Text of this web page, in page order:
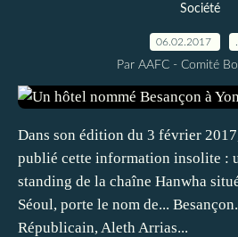
Société
06.02.2017
Par AAFC - Comité
Dans son édition du 3 février
publié cette information insolite :
standing de la chaîne Hanwha
Séoul, porte le nom de...
Républicain, Aleth Arrias...